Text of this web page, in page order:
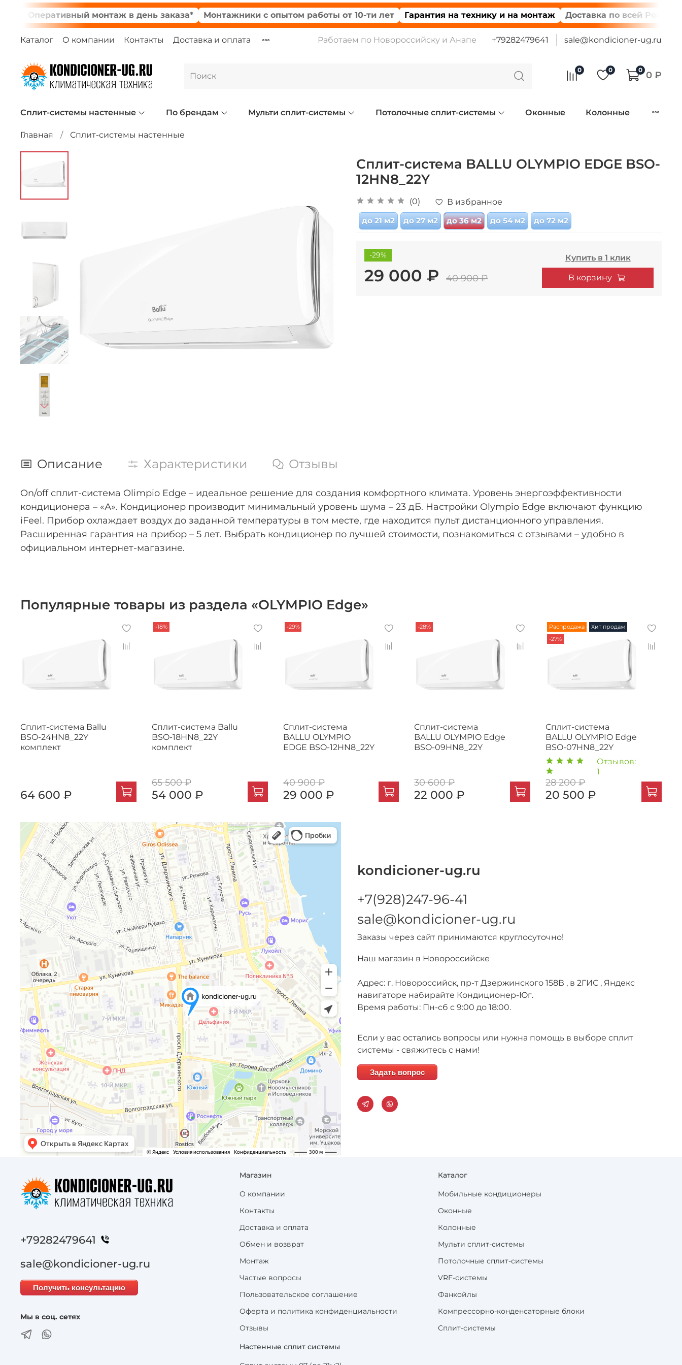
Оперативный монтаж в день заказа* Монтажники с опытом работы от 10-ти лет Гарантия на технику и на монтаж Доставка по всей России
Каталог О компании Контакты Доставка и оплата Работаем по Новороссийску и Анапе +79282479641 sale@kondicioner-ug.ru
0 0 0 0 ₽
Сплит-системы настенные По брендам Мульти сплит-системы Потолочные сплит-системы Оконные Колонные
Главная Сплит-системы настенные
Сплит-система BALLU OLYMPIO EDGE BSO-
12HN8_22Y
(0)
В избранное
до 21 м2
до 27 м2 до 36 м2 до 54 м2 до 72 м2
-29%
29 000 ₽ 40 900 ₽
Купить в 1 клик
В корзину
Описание Характеристики Отзывы
On/off сплит-система Olimpio Edge – идеальное решение для создания комфортного климата. Уровень энергоэффективности
кондиционера – «А». Кондиционер производит минимальный уровень шума – 23 дБ. Настройки Olympio Edge включают функцию
iFeel. Прибор охлаждает воздух до заданной температуры в том месте, где находится пульт дистанционного управления.
Расширенная гарантия на прибор – 5 лет. Выбрать кондиционер по лучшей стоимости, познакомиться с отзывами – удобно в
официальном интернет-магазине.
Популярные товары из раздела «OLYMPIO Edge»
Сплит-система Ballu
BSO-24HN8_22Y
комплект
64 600 ₽
-18%
Сплит-система Ballu
BSO-18HN8_22Y
комплект
65 500 ₽
54 000 ₽
-29%
Сплит-система
BALLU OLYMPIO
EDGE BSO-12HN8_22Y
40 900 ₽
29 000 ₽
-28%
Сплит-система
BALLU OLYMPIO Edge
BSO-09HN8_22Y
30 600 ₽
22 000 ₽
Распродажа
Хит продаж
-27%
Сплит-система
BALLU OLYMPIO Edge
BSO-07HN8_22Y
Отзывов:
1
28 200 ₽
20 500 ₽
kondicioner-ug.ru
+7(928)247-96-41
sale@kondicioner-ug.ru
Заказы через сайт принимаются круглосуточно!
Наш магазин в Новороссийске
Адрес: г. Новороссийск, пр-т Дзержинского 158В , в 2ГИС , Яндекс
навигаторе набирайте Кондиционер-Юг.
Время работы: Пн-сб с 9:00 до 18:00.
Если у вас остались вопросы или нужна помощь в выборе сплит
системы - свяжитесь с нами!
Задать вопрос
Магазин
О компании
Контакты
Доставка и оплата
Обмен и возврат
Монтаж
Частые вопросы
Пользовательское соглашение
Оферта и политика конфиденциальности
Отзывы
Каталог
Мобильные кондиционеры
Оконные
Колонные
Мульти сплит-системы
Потолочные сплит-системы
VRF-системы
Фанкойлы
Компрессорно-конденсаторные блоки
Сплит-системы
Настенные сплит системы
+79282479641
sale@kondicioner-ug.ru
Получить консультацию
Мы в соц. сетях